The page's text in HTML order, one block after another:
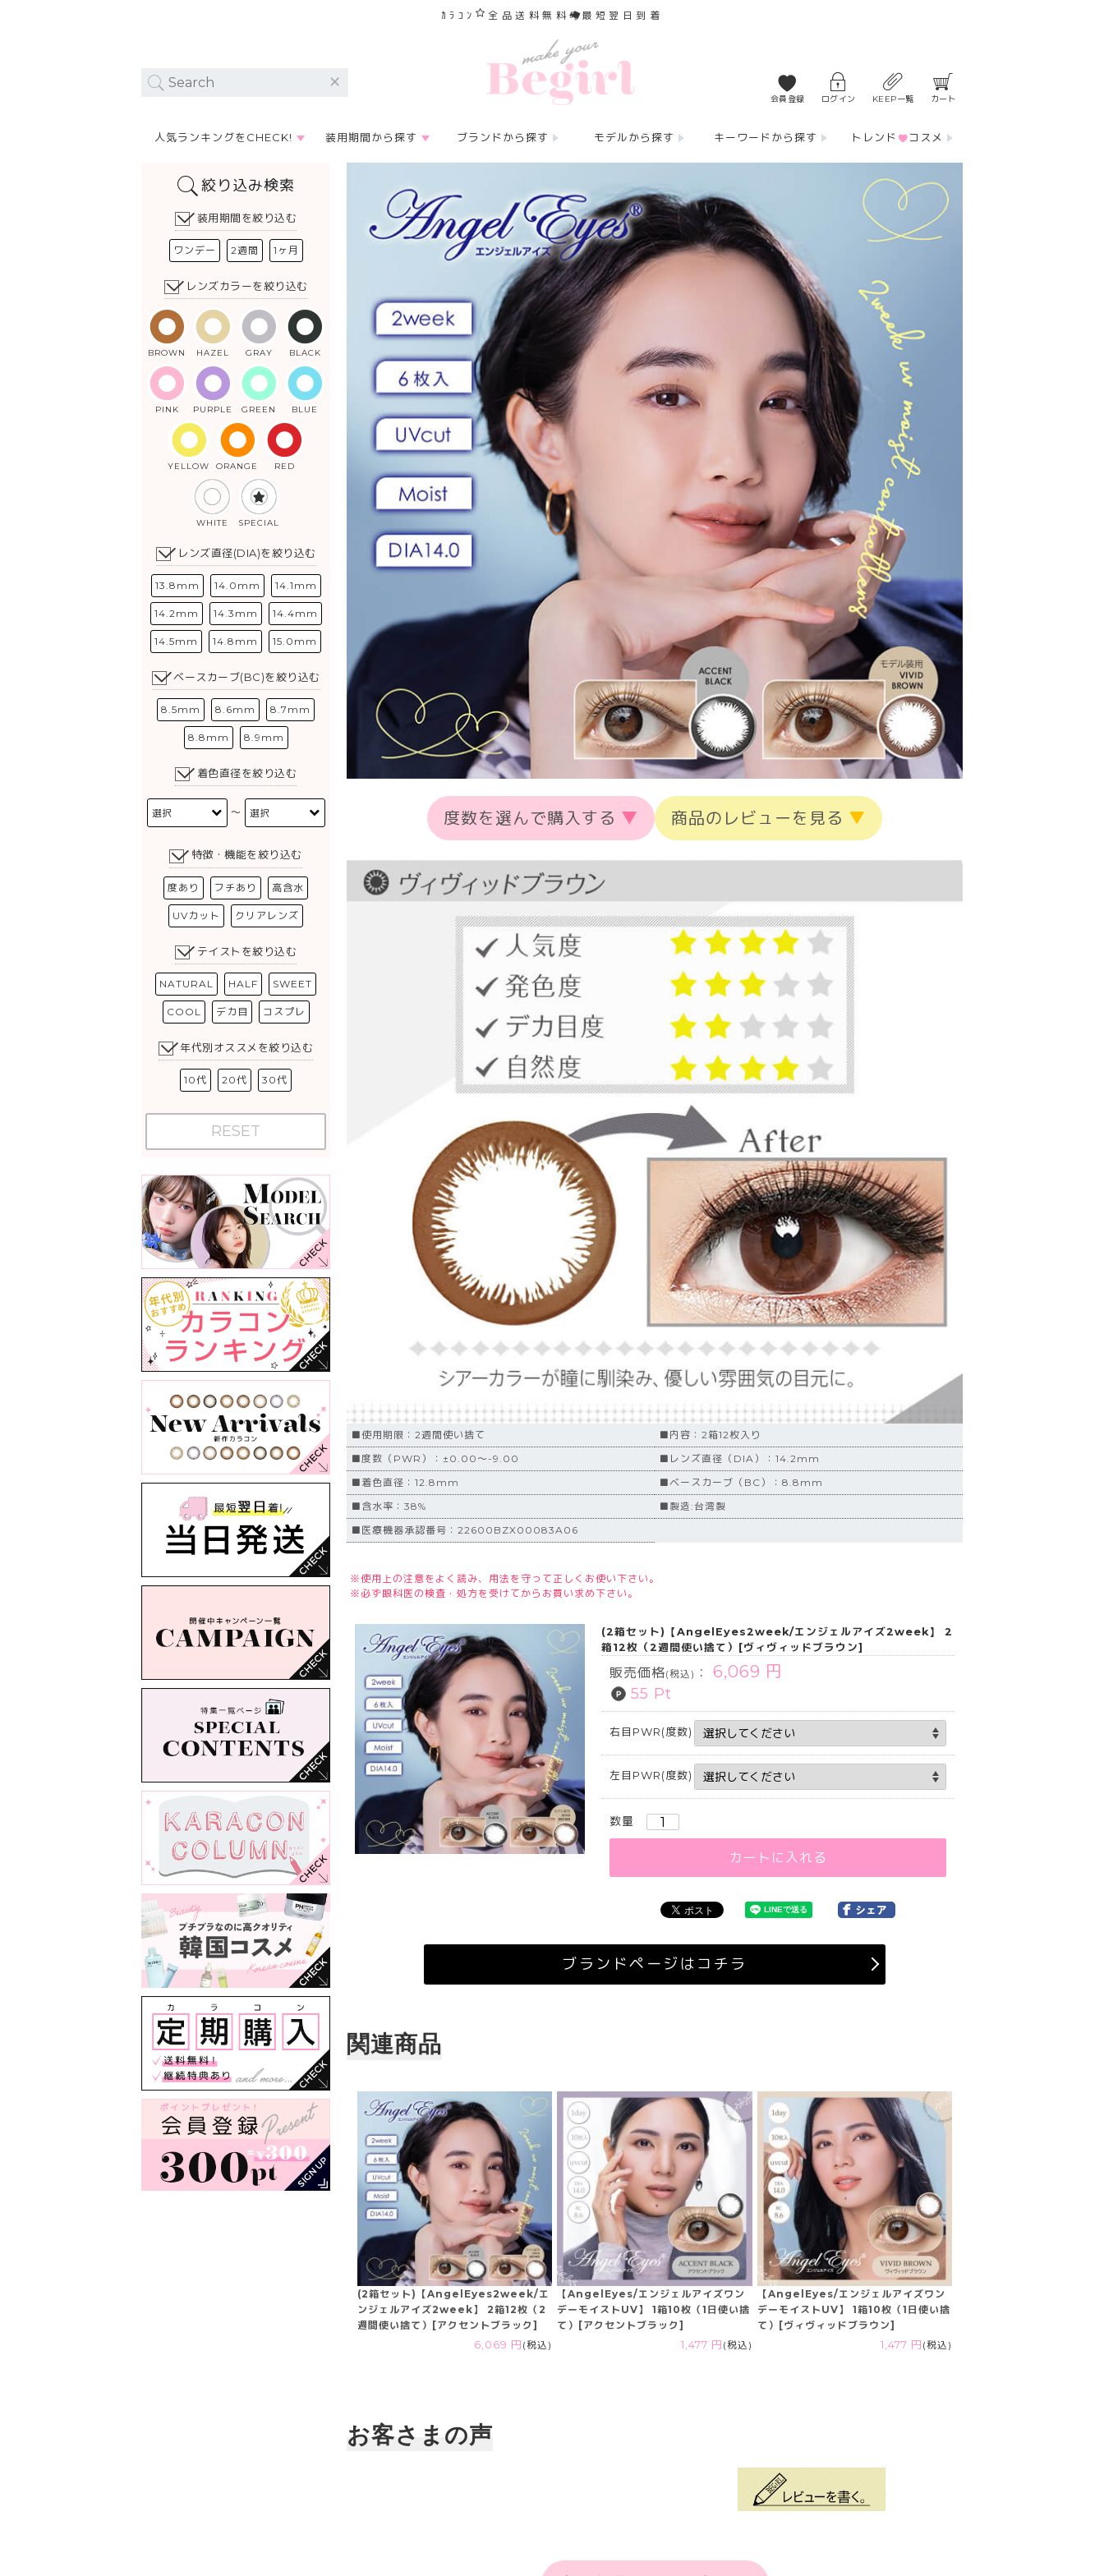
ｶﾗｺﾝ 全品送料無料 最短翌日到着
会員登録 ログイン KEEP一覧 カート
人気ランキングをCHECK! 装用期間から探す ブランドから探す モデルから探す キーワードから探す トレンド コスメ
絞り込み検索
装用期間を絞り込む
ワンデー 2週間 1ヶ月
レンズカラーを絞り込む
BROWN HAZEL GRAY BLACK
PINK PURPLE GREEN BLUE
YELLOW ORANGE RED
WHITE SPECIAL
レンズ直径(DIA)を絞り込む
13.8mm 14.0mm 14.1mm
14.2mm 14.3mm 14.4mm
14.5mm 14.8mm 15.0mm
ベースカーブ(BC)を絞り込む
8.5mm 8.6mm 8.7mm
8.8mm 8.9mm
着色直径を絞り込む
〜
特徴・機能を絞り込む
度あり フチあり 高含水
UVカット クリアレンズ
テイストを絞り込む
NATURAL HALF SWEET
COOL デカ目 コスプレ
年代別オススメを絞り込む
10代 20代 30代
RESET
度数を選んで購入する ▼ 商品のレビューを見る ▼
■使用期限：2週間使い捨て
■内容：2箱12枚入り
■度数（PWR）：±0.00～-9.00
■レンズ直径（DIA）：14.2mm
■着色直径：12.8mm
■ベースカーブ（BC）：8.8mm
■含水率：38%
■製造:台湾製
■医療機器承認番号：22600BZX00083A06
※使用上の注意をよく読み、用法を守って正しくお使い下さい。
※必ず眼科医の検査・処方を受けてからお買い求め下さい。
(2箱セット)【AngelEyes2week/エンジェルアイズ2week】 2
箱12枚（2週間使い捨て）[ヴィヴィッドブラウン]
販売価格(税込) ： 6,069 円
55 Pt
右目PWR(度数)
左目PWR(度数)
数量
カートに入れる
ブランドページはコチラ
関連商品
(2箱セット)【AngelEyes2week/エ
ンジェルアイズ2week】 2箱12枚（2
週間使い捨て）[アクセントブラック]
6,069 円 (税込)
【AngelEyes/エンジェルアイズワン
デーモイストUV】 1箱10枚（1日使い捨
て）[アクセントブラック]
1,477 円 (税込)
【AngelEyes/エンジェルアイズワン
デーモイストUV】 1箱10枚（1日使い捨
て）[ヴィヴィッドブラウン]
1,477 円 (税込)
お客さまの声